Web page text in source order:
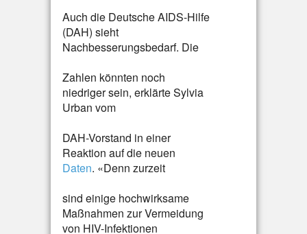
Auch die Deutsche AIDS-Hilfe
(DAH) sieht
Nachbesserungsbedarf. Die
Zahlen könnten noch
niedriger sein, erklärte Sylvia
Urban vom
DAH-Vorstand in einer
Reaktion auf die neuen
Daten. «Denn zurzeit
sind einige hochwirksame
Maßnahmen zur Vermeidung
von HIV-Infektionen